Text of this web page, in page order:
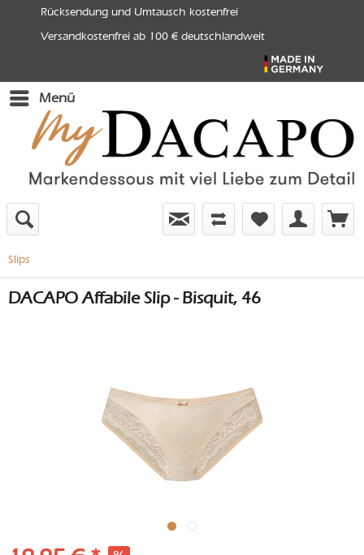
Rücksendung und Umtausch kostenfrei
Versandkostenfrei ab 100 € deutschlandweit
Menü
Slips
DACAPO Affabile Slip - Bisquit, 46